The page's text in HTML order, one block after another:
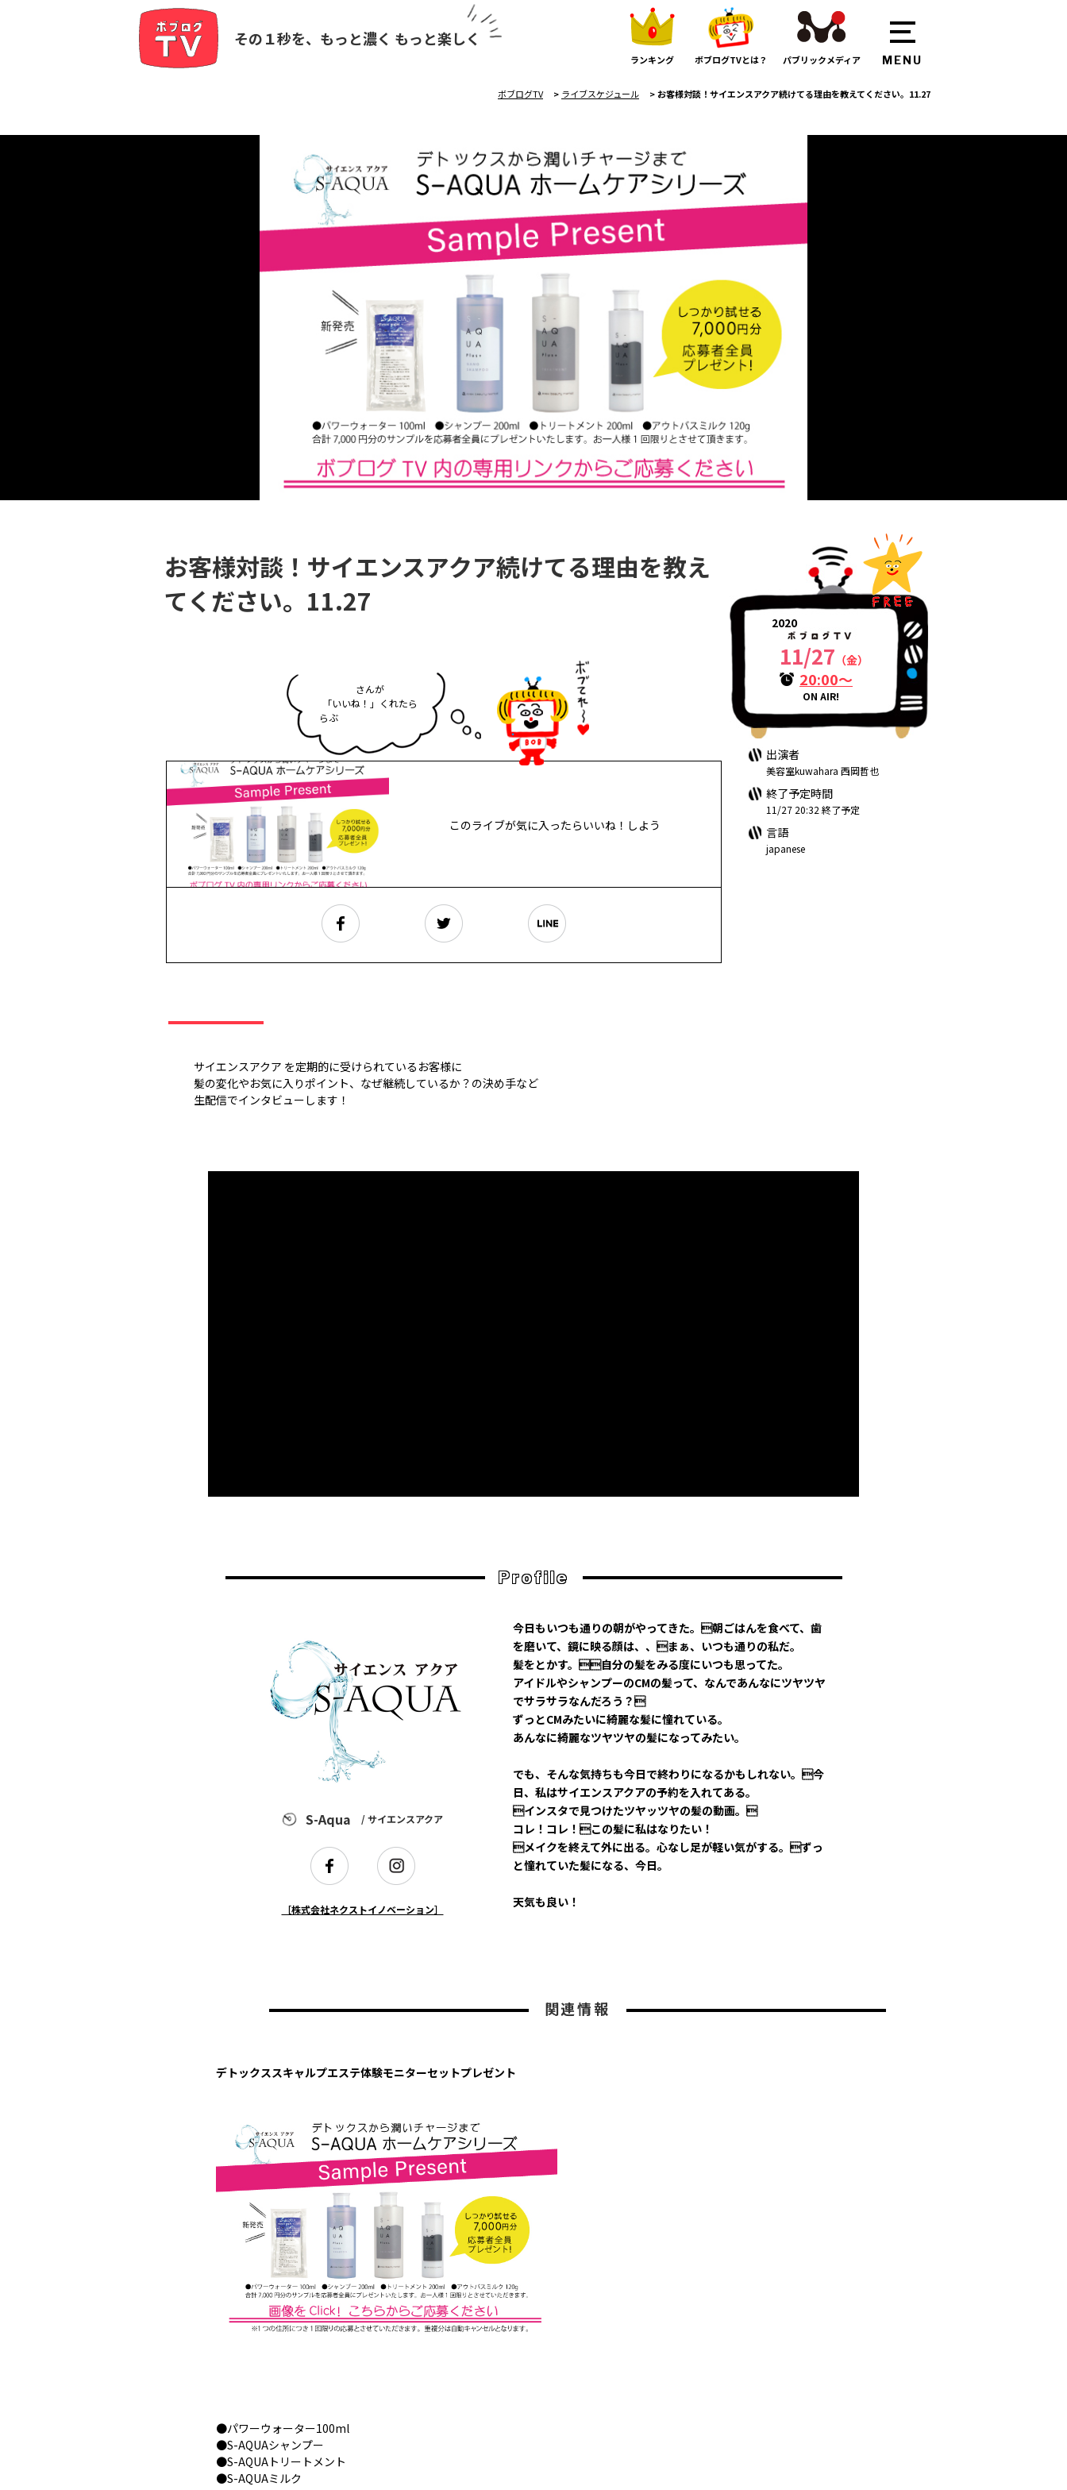
その１秒を、もっと濃く もっと楽しく
ランキング ボブログTVとは？ パブリックメディア
ボブログTV > ライブスケジュール >お客様対談！サイエンスアクア続けてる理由を教えてください。11.27
お客様対談！サイエンスアクア続けてる理由を教え
てください。11.27
2020
11/27 （金）
20:00～
ON AIR!
出演者
美容室kuwahara 西岡哲也
終了予定時間
11/27 20:32 終了予定
言語
japanese
さんが
「いいね ！ 」 くれたら
らぶぅ
このライブが気に入ったらいいね！しよう
サイエンスアクア を定期的に受けられているお客様に
髪の変化やお気に入りポイント、なぜ継続しているか？の決め手など
生配信でインタビューします！
Profile
S-Aqua / サイエンスアクア
［株式会社ネクストイノベーション］
今日もいつも通りの朝がやってきた。朝ごはんを食べて、歯
を磨いて、鏡に映る顔は、、まぁ、いつも通りの私だ。
髪をとかす。自分の髪をみる度にいつも思ってた。
アイドルやシャンプーのCMの髪って、なんであんなにツヤツヤ
でサラサラなんだろう？
ずっとCMみたいに綺麗な髪に憧れている。
あんなに綺麗なツヤツヤの髪になってみたい。
でも、そんな気持ちも今日で終わりになるかもしれない。今
日、私はサイエンスアクアの予約を入れてある。
インスタで見つけたツヤッツヤの髪の動画。
コレ！コレ！この髪に私はなりたい！
メイクを終えて外に出る。心なし足が軽い気がする。ずっ
と憧れていた髪になる、今日。
天気も良い！
関連情報
デトックススキャルプエステ体験モニターセットプレゼント
●パワーウォーター100ml
●S-AQUAシャンプー
●S-AQUAトリートメント
●S-AQUAミルク